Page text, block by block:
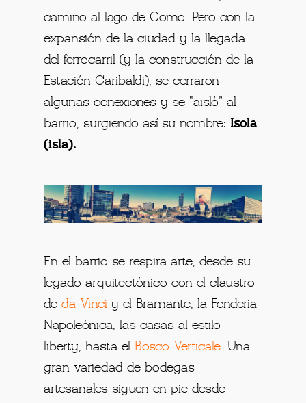
camino al lago de Como. Pero con la
expansión de la ciudad y la llegada
del ferrocarril (y la construcción de la
Estación Garibaldi), se cerraron
algunas conexiones y se “aisló” al
barrio, surgiendo así su nombre: Isola
(isla).
En el barrio se respira arte, desde su
legado arquitectónico con el claustro
deda Vinci y el Bramante, la Fonderia
Napoleónica, las casas al estilo
liberty, hasta el Bosco Verticale. Una
gran variedad de bodegas
artesanales siguen en pie desde